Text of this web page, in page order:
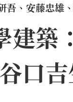
吾、安藤忠雄
建築
口